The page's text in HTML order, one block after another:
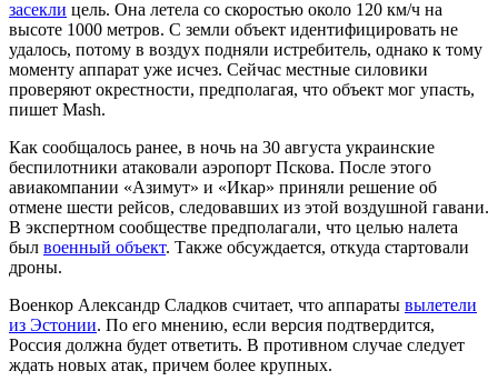
засекли цель. Она летела со скоростью около 120 км/ч на
высоте 1000 метров. С земли объект идентифицировать не
удалось, потому в воздух подняли истребитель, однако к тому
моменту аппарат уже исчез. Сейчас местные силовики
проверяют окрестности, предполагая, что объект мог упасть,
пишет Mash.
Как сообщалось ранее, в ночь на 30 августа украинские
беспилотники атаковали аэропорт Пскова. После этого
авиакомпании «Азимут» и «Икар» приняли решение об
отмене шести рейсов, следовавших из этой воздушной гавани.
В экспертном сообществе предполагали, что целью налета
был военный объект. Также обсуждается, откуда стартовали
дроны.
Военкор Александр Сладков считает, что аппараты вылетели
из Эстонии. По его мнению, если версия подтвердится,
Россия должна будет ответить. В противном случае следует
ждать новых атак, причем более крупных.